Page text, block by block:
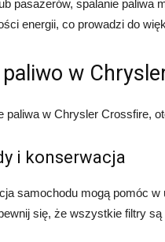
pasażerów, spalanie paliwa
energii, co prowadzi do
w
w Chrysler Crossfire,
i konserwacja
samochodu mogą pomóc
się, że wszystkie filtry